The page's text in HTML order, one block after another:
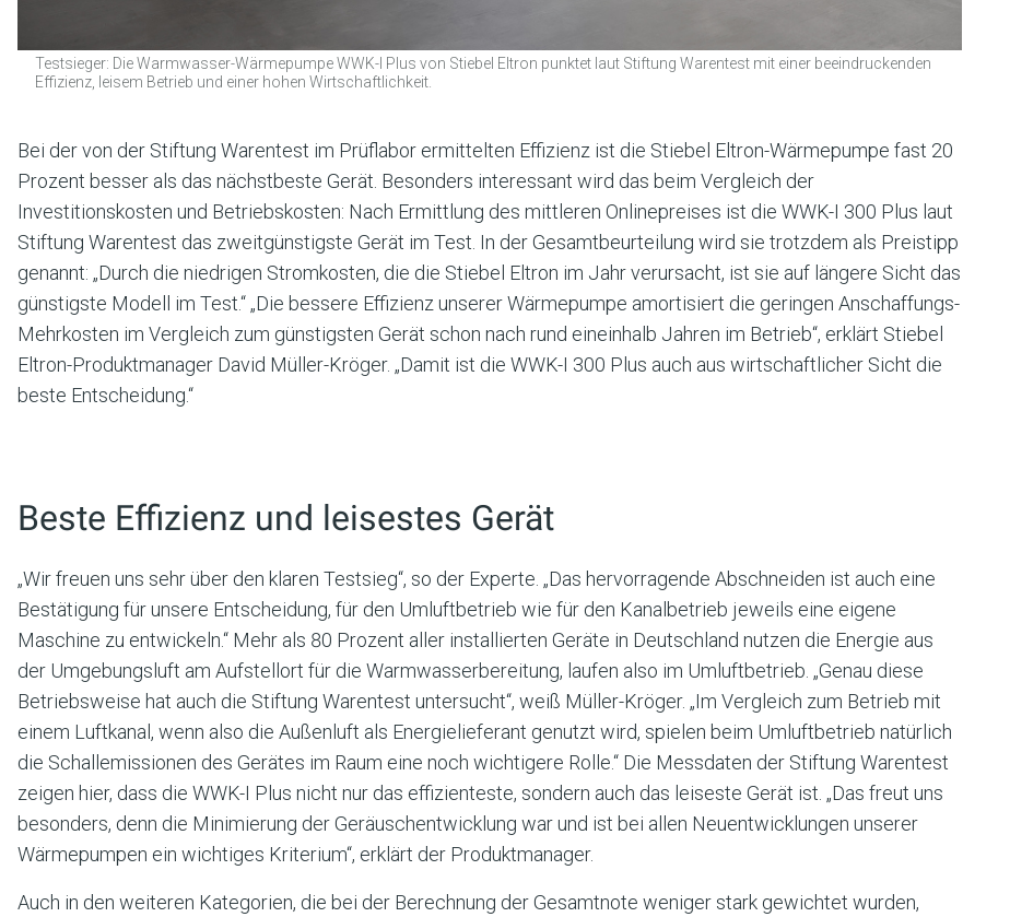
Testsieger: Die Warmwasser-Wärmepumpe WWK-I Plus von Stiebel Eltron punktet laut Stiftung Warentest mit einer beeindruckenden
Effizienz, leisem Betrieb und einer hohen Wirtschaftlichkeit.
Bei der von der Stiftung Warentest im Prüflabor ermittelten Effizienz ist die Stiebel Eltron-Wärmepumpe fast 20
Prozent besser als das nächstbeste Gerät. Besonders interessant wird das beim Vergleich der
Investitionskosten und Betriebskosten: Nach Ermittlung des mittleren Onlinepreises ist die WWK-I 300 Plus laut
Stiftung Warentest das zweitgünstigste Gerät im Test. In der Gesamtbeurteilung wird sie trotzdem als Preistipp
genannt: „Durch die niedrigen Stromkosten, die die Stiebel Eltron im Jahr verursacht, ist sie auf längere Sicht das
günstigste Modell im Test.“ „Die bessere Effizienz unserer Wärmepumpe amortisiert die geringen Anschaffungs-
Mehrkosten im Vergleich zum günstigsten Gerät schon nach rund eineinhalb Jahren im Betrieb“, erklärt Stiebel
Eltron-Produktmanager David Müller-Kröger. „Damit ist die WWK-I 300 Plus auch aus wirtschaftlicher Sicht die
beste Entscheidung.“
Beste Effizienz und leisestes Gerät
„Wir freuen uns sehr über den klaren Testsieg“, so der Experte. „Das hervorragende Abschneiden ist auch eine
Bestätigung für unsere Entscheidung, für den Umluftbetrieb wie für den Kanalbetrieb jeweils eine eigene
Maschine zu entwickeln.“ Mehr als 80 Prozent aller installierten Geräte in Deutschland nutzen die Energie aus
der Umgebungsluft am Aufstellort für die Warmwasserbereitung, laufen also im Umluftbetrieb. „Genau diese
Betriebsweise hat auch die Stiftung Warentest untersucht“, weiß Müller-Kröger. „Im Vergleich zum Betrieb mit
einem Luftkanal, wenn also die Außenluft als Energielieferant genutzt wird, spielen beim Umluftbetrieb natürlich
die Schallemissionen des Gerätes im Raum eine noch wichtigere Rolle.“ Die Messdaten der Stiftung Warentest
zeigen hier, dass die WWK-I Plus nicht nur das effizienteste, sondern auch das leiseste Gerät ist. „Das freut uns
besonders, denn die Minimierung der Geräuschentwicklung war und ist bei allen Neuentwicklungen unserer
Wärmepumpen ein wichtiges Kriterium“, erklärt der Produktmanager.
Auch in den weiteren Kategorien, die bei der Berechnung der Gesamtnote weniger stark gewichtet wurden,